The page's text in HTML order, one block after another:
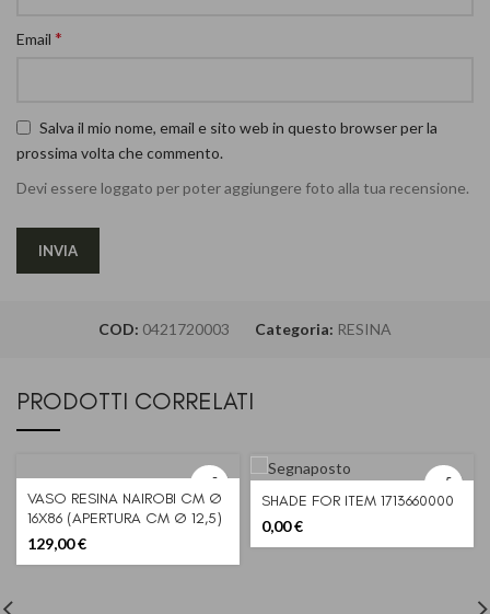
Email *
Salva il mio nome, email e sito web in questo browser per la
prossima volta che commento.
Devi essere loggato per poter aggiungere foto alla tua recensione.
COD: 0421720003 Categoria: RESINA
PRODOTTI CORRELATI
VASO RESINA NAIROBI CM Ø
16X86 (APERTURA CM Ø 12,5)
129,00€
SHADE FOR ITEM 1713660000
0,00€